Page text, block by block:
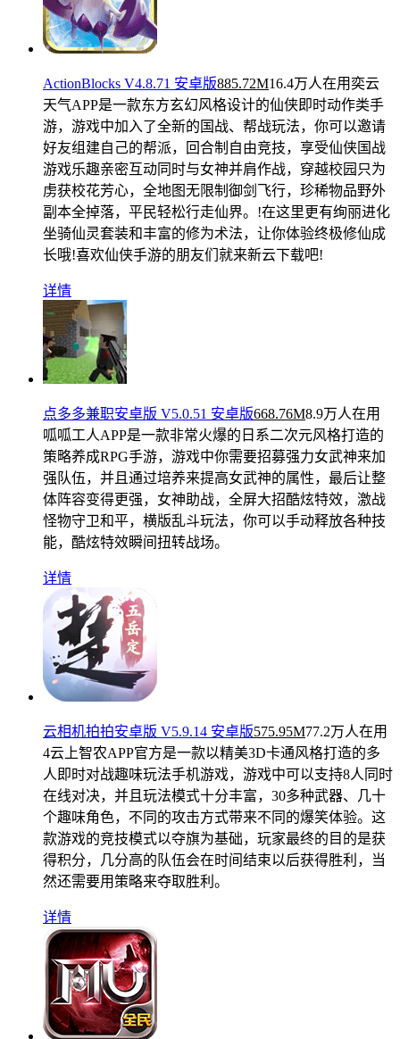
ActionBlocks V4.8.71 安卓版885.72M16.4万人在用奕云
天气APP是一款东方玄幻风格设计的仙侠即时动作类手
游，游戏中加入了全新的国战、帮战玩法，你可以邀请
好友组建自己的帮派，回合制自由竞技，享受仙侠国战
游戏乐趣亲密互动同时与女神并肩作战，穿越校园只为
虏获校花芳心，全地图无限制御剑飞行，珍稀物品野外
副本全掉落，平民轻松行走仙界。!在这里更有绚丽进化
坐骑仙灵套装和丰富的修为术法，让你体验终极修仙成
长哦!喜欢仙侠手游的朋友们就来新云下载吧!
详情
点多多兼职安卓版 V5.0.51 安卓版668.76M8.9万人在用
呱呱工人APP是一款非常火爆的日系二次元风格打造的
策略养成RPG手游，游戏中你需要招募强力女武神来加
强队伍，并且通过培养来提高女武神的属性，最后让整
体阵容变得更强，女神助战，全屏大招酷炫特效，激战
怪物守卫和平，横版乱斗玩法，你可以手动释放各种技
能，酷炫特效瞬间扭转战场。
详情
云相机拍拍安卓版 V5.9.14 安卓版575.95M77.2万人在用
4云上智农APP官方是一款以精美3D卡通风格打造的多
人即时对战趣味玩法手机游戏，游戏中可以支持8人同时
在线对决，并且玩法模式十分丰富，30多种武器、几十
个趣味角色，不同的攻击方式带来不同的爆笑体验。这
款游戏的竞技模式以夺旗为基础，玩家最终的目的是获
得积分，几分高的队伍会在时间结束以后获得胜利，当
然还需要用策略来夺取胜利。
详情